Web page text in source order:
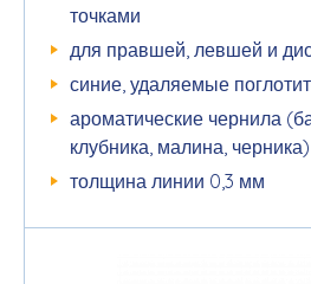
точками
для правшей, левшей и
синие, удаляемые
ароматические чернила
клубника, малина, черника)
толщина линии 0,3 мм